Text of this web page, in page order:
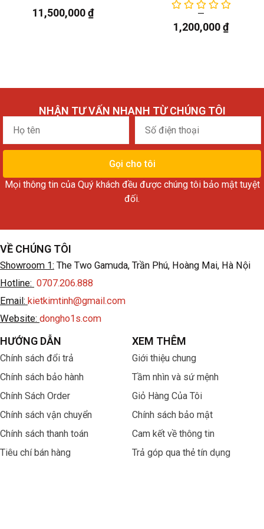
11,500,000₫
1,200,000₫
NHẬN TƯ VẤN NHANH TỪ CHÚNG TÔI
Họ
tên
điện
thoại
Gọi cho tôi
Mọi thông tin của Quý khách đều được chúng tôi bảo mật tuyệt
đối.
VỀ CHÚNG TÔI
Showroom 1: The Two Gamuda, Trần Phú, Hoàng Mai, Hà Nội
Hotline: 0707.206.888
Email: kietkimtinh@gmail.com
Website: dongho1s.com
HƯỚNG DẪN
Chính sách đổi trả
Chính sách bảo hành
Chính Sách Order
Chính sách vận chuyển
Chính sách thanh toán
Tiêu chí bán hàng
XEM THÊM
Giới thiệu chung
Tầm nhìn và sứ mệnh
Giỏ Hàng Của Tôi
Chính sách bảo mật
Cam kết về thông tin
Trả góp qua thẻ tín dụng